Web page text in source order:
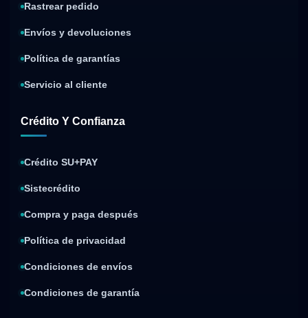
Rastrear pedido
Envíos y devoluciones
Política de garantías
Servicio al cliente
Crédito Y Confianza
Crédito SU+PAY
Sistecrédito
Compra y paga después
Política de privacidad
Condiciones de envíos
Condiciones de garantía